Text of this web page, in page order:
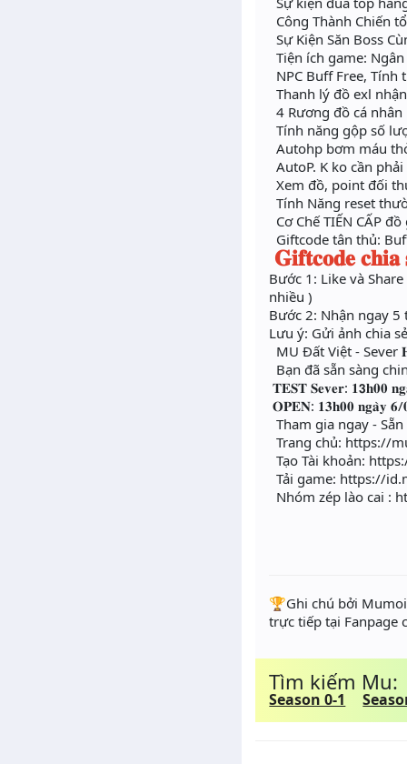
Công Thành Chiến
Sự Kiện Săn Boss
Tiện ích game:
NPC Buff Free, Tính
Thanh lý đồ exl
4 Rương đồ cá
Tính năng gộp số
Autohp bơm máu
AutoP. K ko cần
Xem đồ, point đối
Tính Năng reset
Cơ Chế TIẾN CẤP
Giftcode tân thủ:
𝐆𝐢𝐟𝐭𝐜𝐨𝐝𝐞 𝐜𝐡𝐢𝐚
Bước 1: Like và
nhiều )
Bước 2: Nhận ngay
Lưu ý: Gửi ảnh chia
MU Đất Việt -
Bạn đã sẵn sàng
𝐓𝐄𝐒𝐓 𝐒𝐞𝐯𝐞𝐫: 𝟏𝟯𝐡𝟎𝟎
𝐎𝐏𝐄𝐍: 𝟏𝟑𝐡𝟎𝟎 𝐧𝐠𝐚̀𝐲 𝟔/
Tham gia ngay -
Trang chủ: https://
Tạo Tài khoản:
Tải game: https://
Nhóm zép lào cai :
️🏆Ghi chú bởi
trực tiếp tại Fanpage
Tìm kiếm Mu:
Season 0-1